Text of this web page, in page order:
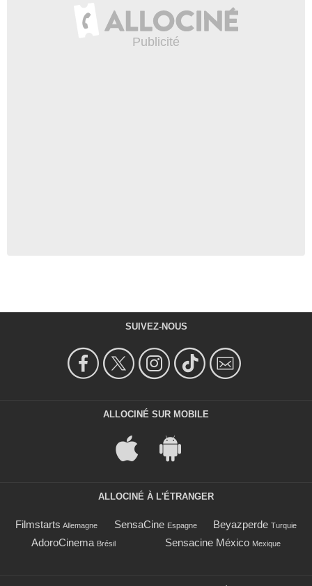
SUIVEZ-NOUS
ALLOCINÉ SUR MOBILE
ALLOCINÉ À L'ÉTRANGER
Filmstarts Allemagne SensaCine Espagne Beyazperde Turquie
AdoroCinema Brésil Sensacine México Mexique